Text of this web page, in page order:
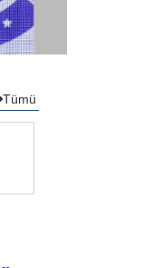
Tümü